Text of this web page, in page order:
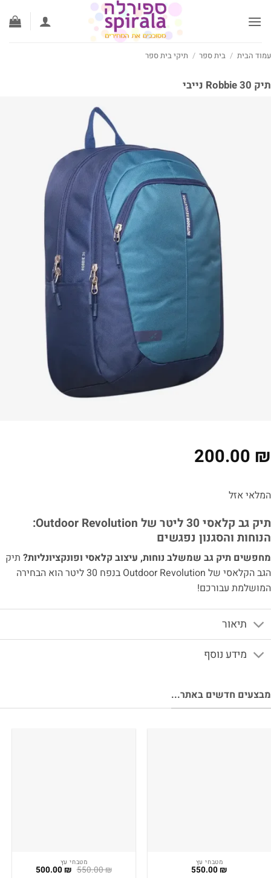
לתוכן
עמוד הבית / בית ספר / תיקי בית ספר
תיק Robbie 30 נייבי
200.00 ₪
המלאי אזל
תיק גב קלאסי 30 ליטר של Outdoor Revolution:
הנוחות והסגנון נפגשים
מחפשים תיק גב שמשלב נוחות, עיצוב קלאסי ופונקציונליות? תיק
הגב הקלאסי של Outdoor Revolution בנפח 30 ליטר הוא הבחירה
המושלמת עבורכם!
תיאור
מידע נוסף
מבצעים חדשים באתר...
מטבחי עץ
550.00₪
מטבחי עץ
550.00₪ המחיר
500.00₪ המחיר